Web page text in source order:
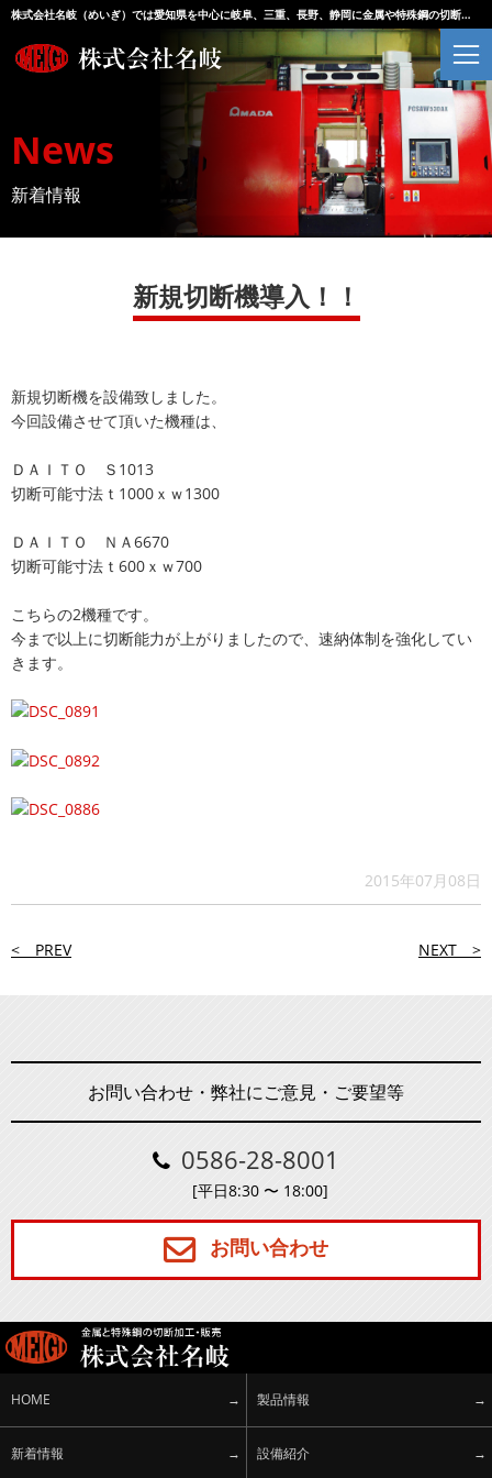
株式会社名岐（めいぎ）では愛知県を中心に岐阜、三重、長野、静岡に金属や特殊鋼の切断・加工・販売を行っております。
News
新着情報
新規切断機導入！！
新規切断機を設備致しました。
今回設備させて頂いた機種は、
ＤＡＩＴＯ Ｓ1013
切断可能寸法ｔ1000ｘｗ1300
ＤＡＩＴＯ ＮＡ6670
切断可能寸法ｔ600ｘｗ700
こちらの2機種です。
今まで以上に切断能力が上がりましたので、速納体制を強化してい
きます。
2015年07月08日
< PREV NEXT >
お問い合わせ・弊社にご意見・ご要望等
0586-28-8001
[平日8:30 〜 18:00]
お問い合わせ
HOME 製品情報
新着情報 設備紹介